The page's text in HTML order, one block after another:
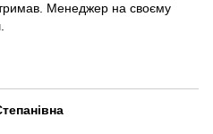
Менеджер на своєму